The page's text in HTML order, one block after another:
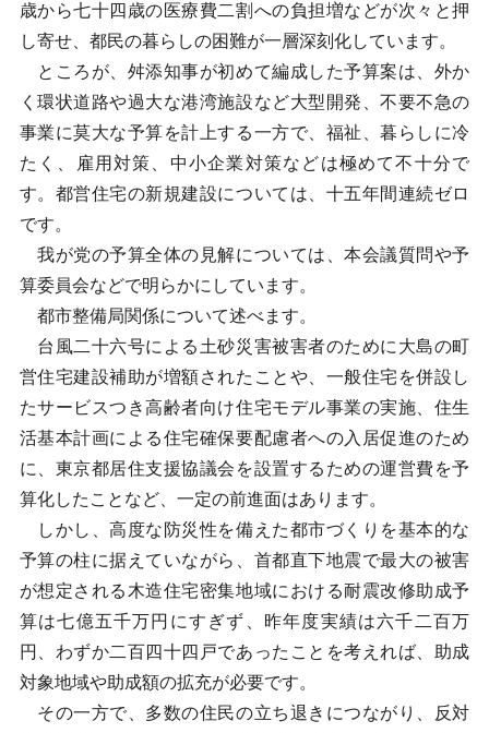
歳から七十四歳の医療費二割への負担増などが次々と押
し寄せ、都民の暮らしの困難が一層深刻化しています。
ところが、舛添知事が初めて編成した予算案は、外か
く環状道路や過大な港湾施設など大型開発、不要不急の
事業に莫大な予算を計上する一方で、福祉、暮らしに冷
たく、雇用対策、中小企業対策などは極めて不十分で
す。都営住宅の新規建設については、十五年間連続ゼロ
です。
我が党の予算全体の見解については、本会議質問や予
算委員会などで明らかにしています。
都市整備局関係について述べます。
台風二十六号による土砂災害被害者のために大島の町
営住宅建設補助が増額されたことや、一般住宅を併設し
たサービスつき高齢者向け住宅モデル事業の実施、住生
活基本計画による住宅確保要配慮者への入居促進のため
に、東京都居住支援協議会を設置するための運営費を予
算化したことなど、一定の前進面はあります。
しかし、高度な防災性を備えた都市づくりを基本的な
予算の柱に据えていながら、首都直下地震で最大の被害
が想定される木造住宅密集地域における耐震改修助成予
算は七億五千万円にすぎず、昨年度実績は六千二百万
円、わずか二百四十四戸であったことを考えれば、助成
対象地域や助成額の拡充が必要です。
その一方で、多数の住民の立ち退きにつながり、反対